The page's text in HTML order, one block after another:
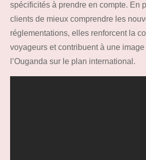
spécificités à prendre en compte. En
clients de mieux comprendre les
réglementations, elles renforcent la
voyageurs et contribuent à une
l’Ouganda sur le plan international.